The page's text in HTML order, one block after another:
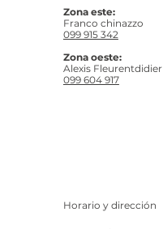
Zona este:
Franco chinazzo
099 915 342
Zona oeste:
Alexis Fleurentdidier
099 604 917
Horario y dirección